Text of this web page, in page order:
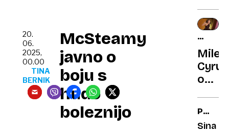
McSteamy
javno o
boju s
hudo
boleznijo
20.
06.
2025,
00.00
TINA
BERNIK
kot
ključ
TRPELA
VSA
Miley
Cyrus
o
je v
PO
Sina